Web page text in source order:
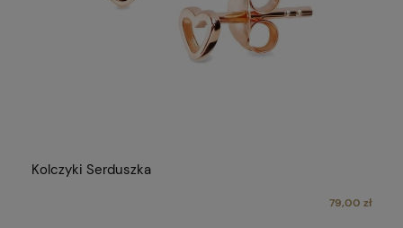
Kolczyki Serduszka
79,00 zł